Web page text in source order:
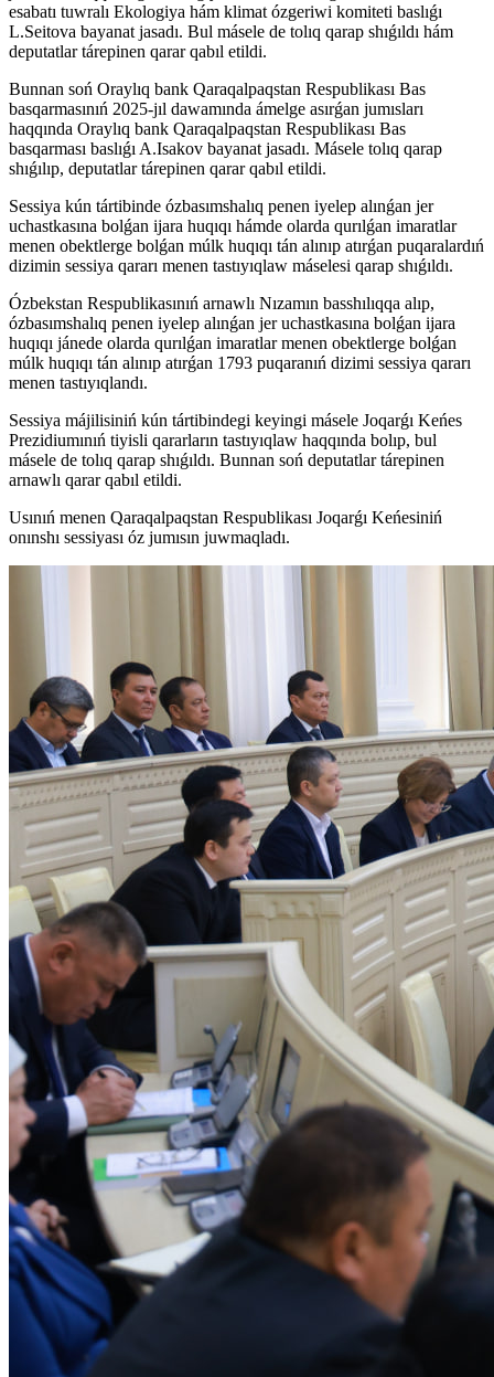
esabatı tuwralı Ekologiya hám klimat ózgeriwi komiteti baslıǵı
L.Seitova bayanat jasadı. Bul másele de tolıq qarap shıǵıldı hám
deputatlar tárepinen qarar qabıl etildi.
Bunnan soń Oraylıq bank Qaraqalpaqstan Respublikası Bas
basqarmasınıń 2025-jıl dawamında ámelge asırǵan jumısları
haqqında Oraylıq bank Qaraqalpaqstan Respublikası Bas
basqarması baslıǵı A.Isakov bayanat jasadı. Másele tolıq qarap
shıǵılıp, deputatlar tárepinen qarar qabıl etildi.
Sessiya kún tártibinde ózbasımshalıq penen iyelep alınǵan jer
uchastkasına bolǵan ijara huqıqı hámde olarda qurılǵan imaratlar
menen obektlerge bolǵan múlk huqıqı tán alınıp atırǵan puqaralardıń
dizimin sessiya qararı menen tastıyıqlaw máselesi qarap shıǵıldı.
Ózbekstan Respublikasınıń arnawlı Nızamın basshılıqqa alıp,
ózbasımshalıq penen iyelep alınǵan jer uchastkasına bolǵan ijara
huqıqı jánede olarda qurılǵan imaratlar menen obektlerge bolǵan
múlk huqıqı tán alınıp atırǵan 1793 puqaranıń dizimi sessiya qararı
menen tastıyıqlandı.
Sessiya májilisiniń kún tártibindegi keyingi másele Joqarǵı Keńes
Prezidiumınıń tiyisli qararların tastıyıqlaw haqqında bolıp, bul
másele de tolıq qarap shıǵıldı. Bunnan soń deputatlar tárepinen
arnawlı qarar qabıl etildi.
Usınıń menen Qaraqalpaqstan Respublikası Joqarǵı Keńesiniń
onınshı sessiyası óz jumısın juwmaqladı.